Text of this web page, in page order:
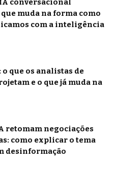
IA conversacional
muda na forma como
com a inteligência
que os analistas de
e o que já muda na
retomam negociações
como explicar o tema
desinformação